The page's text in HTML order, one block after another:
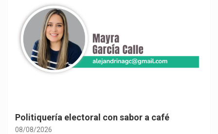
Politiquería electoral con sabor a café
08/08/2026